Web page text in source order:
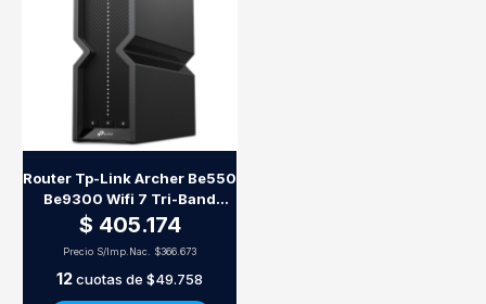
Router Tp-Link Archer Be550
Be9300 Wifi 7 Tri-Band
Multigigabit
$ 405.174
Precio S/Imp.Nac. $366.673
12cuotas de $49.758